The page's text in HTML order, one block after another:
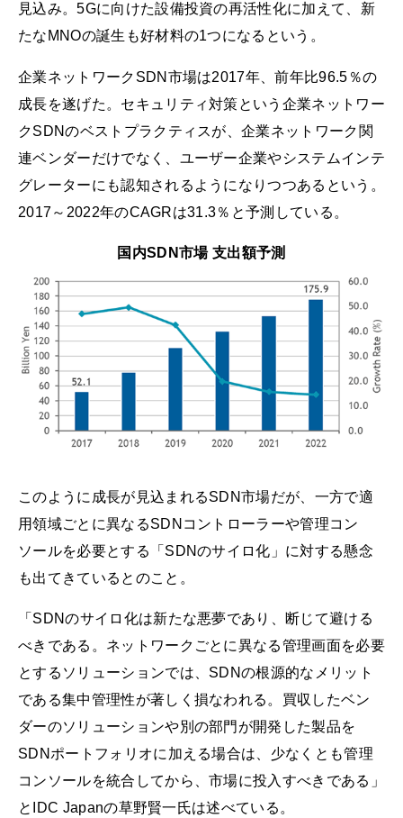
見込み。5Gに向けた設備投資の再活性化に加えて、新
たなMNOの誕生も好材料の1つになるという。
企業ネットワークSDN市場は2017年、前年比96.5％の
成長を遂げた。セキュリティ対策という企業ネットワー
クSDNのベストプラクティスが、企業ネットワーク関
連ベンダーだけでなく、ユーザー企業やシステムインテ
グレーターにも認知されるようになりつつあるという。
2017～2022年のCAGRは31.3％と予測している。
国内SDN市場 支出額予測
このように成長が見込まれるSDN市場だが、一方で適
用領域ごとに異なるSDNコントローラーや管理コン
ソールを必要とする「SDNのサイロ化」に対する懸念
も出てきているとのこと。
「SDNのサイロ化は新たな悪夢であり、断じて避ける
べきである。ネットワークごとに異なる管理画面を必要
とするソリューションでは、SDNの根源的なメリット
である集中管理性が著しく損なわれる。買収したベン
ダーのソリューションや別の部門が開発した製品を
SDNポートフォリオに加える場合は、少なくとも管理
コンソールを統合してから、市場に投入すべきである」
とIDC Japanの草野賢一氏は述べている。